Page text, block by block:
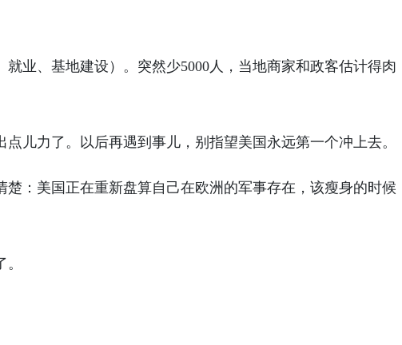
业、基地建设）。突然少5000人，当地商家和政客估计得肉
儿力了。以后再遇到事儿，别指望美国永远第一个冲上去。
：美国正在重新盘算自己在欧洲的军事存在，该瘦身的时候